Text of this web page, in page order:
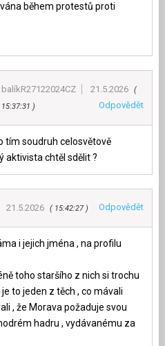
během protestů proti
balíkR27122024CZ 21.5.2026
15:37:31 Odpovědět
tím soudruh celosvětově
aktivista chtěl sdělit ?
21.5.2026 15:42:27 Odpovědět
i jejich jména , na profilu
toho staršího z nich si trochu
to jeden z těch , co mávali
, že Morava požaduje svou
hadru , vydávanému za